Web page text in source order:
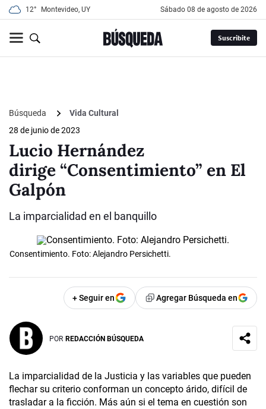
12° Montevideo, UY sábado 08 de agosto de 2026
Suscribite
Búsqueda
Vida Cultural
28 de junio de 2023
Lucio Hernández
dirige “Consentimiento” en El
Galpón
La imparcialidad en el banquillo
Consentimiento. Foto: Alejandro Persichetti.
+ Seguir en Agregar Búsqueda en
POR REDACCIÓN BÚSQUEDA
La imparcialidad de la Justicia y las variables que pueden
flechar su criterio conforman un concepto árido, difícil de
trasladar a la ficción. Más aún si el tema en cuestión son